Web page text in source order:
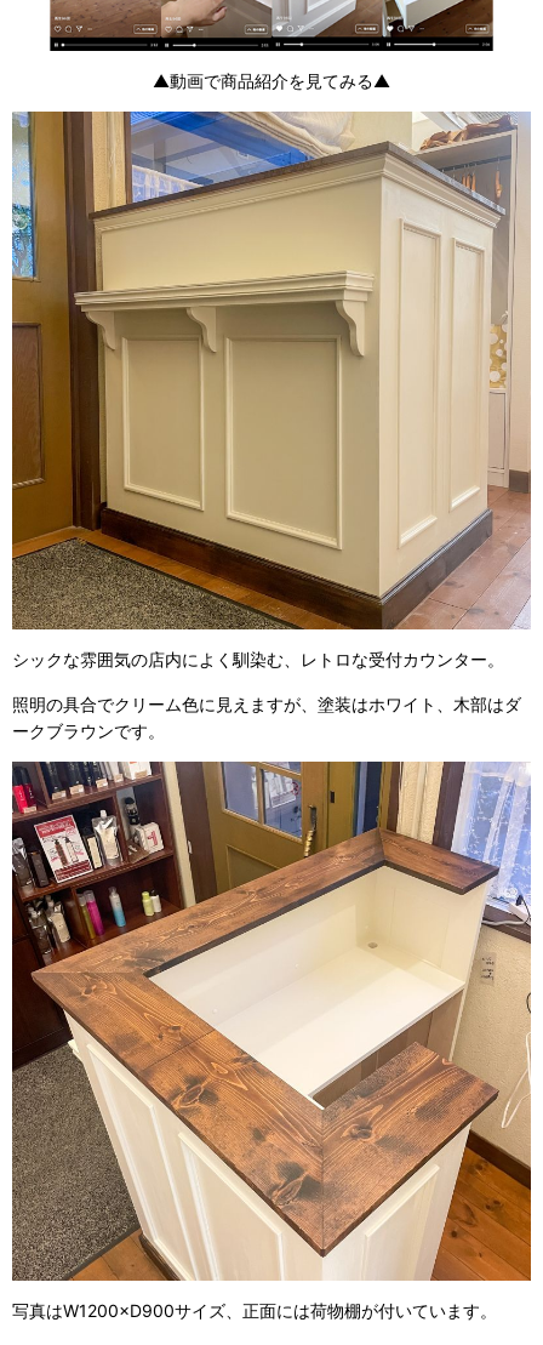
▲動画で商品紹介を見てみる▲
シックな雰囲気の店内によく馴染む、レトロな受付カウンター。
照明の具合でクリーム色に見えますが、塗装はホワイト、木部はダ
ークブラウンです。
写真はW1200×D900サイズ、正面には荷物棚が付いています。